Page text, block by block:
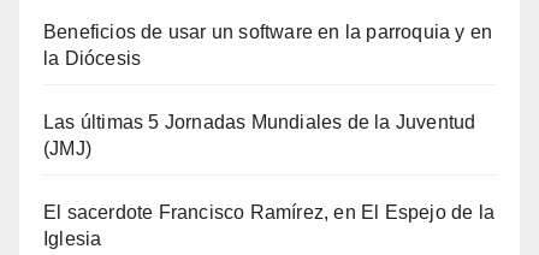
Beneficios de usar un software en la parroquia y en
la Diócesis
Las últimas 5 Jornadas Mundiales de la Juventud
(JMJ)
El sacerdote Francisco Ramírez, en El Espejo de la
Iglesia